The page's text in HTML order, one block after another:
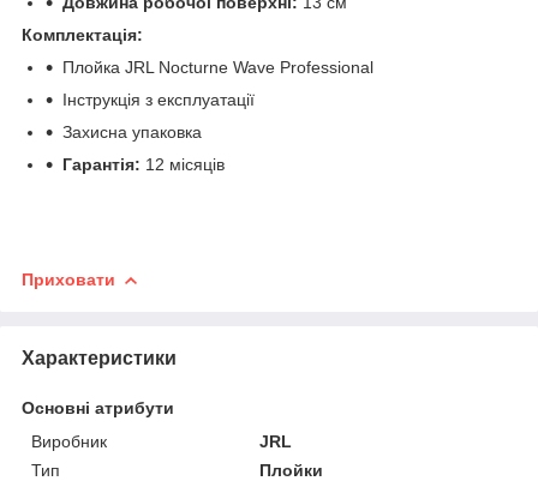
Комплектація:
Плойка JRL Nocturne Wave Professional
Інструкція з експлуатації
Захисна упаковка
Гарантія: 12 місяців
Приховати
Характеристики
Основні атрибути
Виробник
JRL
Тип
Плойки